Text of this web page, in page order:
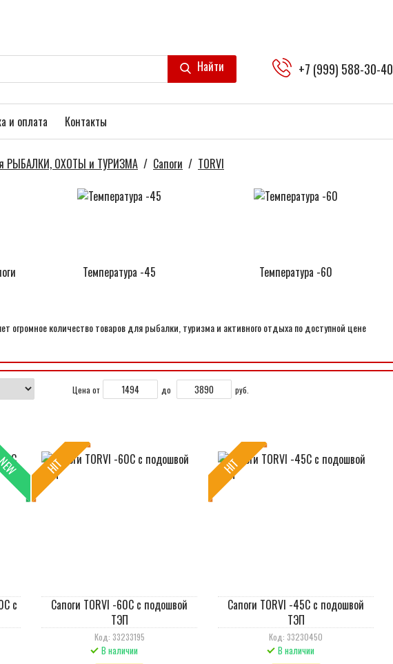
Найти +7 (999) 588-30-40
и оплата Контакты
РЫБАЛКИ, ОХОТЫ и ТУРИЗМА / Сапоги / TORVI
Температура -45 Температура -60
огромное количество товаров для рыбалки, туризма и активного отдыха по доступной цене
Цена от до руб.
с
HIT
Сапоги TORVI -60С с подошвой
ТЭП
Код: 33233195
В наличии
HIT
Сапоги TORVI -45С с подошвой
ТЭП
Код: 33230450
В наличии